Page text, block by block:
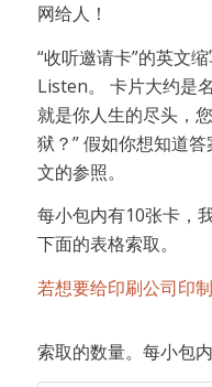
网给人！
“收听邀请卡”的英文
Listen。 卡片大约是
就是你人生的尽头，
狱？” 假如你想知道
文的参照。
每小包内有10张卡，
下面的表格索取。
若想要给印刷公司印
索取的数量。每小包